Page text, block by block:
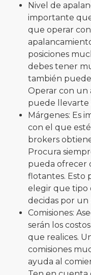
Nivel de
importante
que operar
posiciones
debes tener
también
Operar con un
puede llevarte
Márgenes: Es
con el que
brokers
Procura
pueda ofrecer
flotantes. Esto
elegir que tipo
decidas por un
Comisiones:
serán los
que realices.
comisiones
ayuda al